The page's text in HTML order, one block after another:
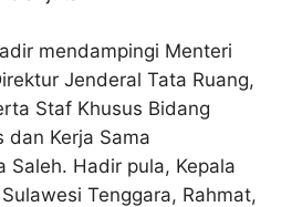
mendampingi Menteri
Jenderal Tata Ruang,
Staf Khusus Bidang
dan Kerja Sama
Saleh. Hadir pula, Kepala
Tenggara, Rahmat,